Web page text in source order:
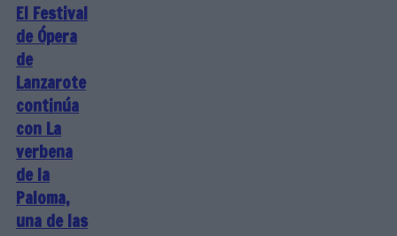
El Festival
de Ópera
de
Lanzarote
continúa
con La
verbena
de la
Paloma,
una de las